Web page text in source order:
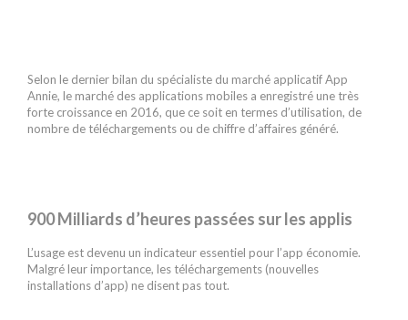
Selon le dernier bilan du spécialiste du marché applicatif App
Annie, le marché des applications mobiles a enregistré une très
forte croissance en 2016, que ce soit en termes d’utilisation, de
nombre de téléchargements ou de chiffre d’affaires généré.
900 Milliards d’heures passées sur les applis
L’usage est devenu un indicateur essentiel pour l’app économie.
Malgré leur importance, les téléchargements (nouvelles
installations d’app) ne disent pas tout.